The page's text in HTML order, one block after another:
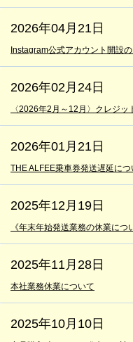
2026年04月21日
Instagram公式アカウント開設
2026年02月24日
〈2026年2月～12月〉クレジ
2026年01月21日
THE ALFEE乗車券発送遅延に
2025年12月19日
《年末年始発送業務の休業につ
2025年11月28日
本社業務休業について
2025年10月10日